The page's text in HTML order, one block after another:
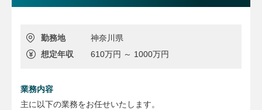
勤務地
神奈川県
想定年収
610万円 ～ 1000万円
業務内容
主に以下の業務をお任せいたします。